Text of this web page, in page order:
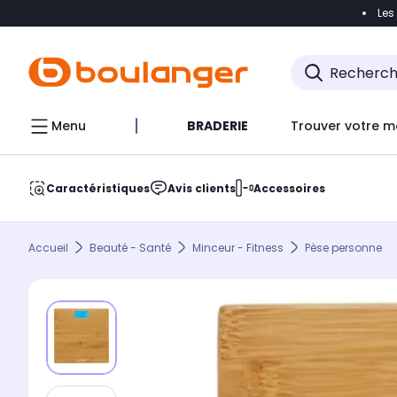
Accéder
Menu BRADERIE Trouver votre
Caractéristiques Avis clients Accessoires
Accueil Beauté - Santé Minceur - Fitness Pèse personne